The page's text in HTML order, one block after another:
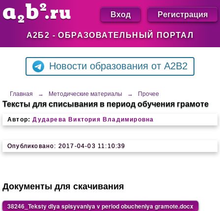
А2Б2 - ОБРАЗОВАТЕЛЬНЫЙ ПОРТАЛ
Вход Регистрация
Новости образования от A2B2
Главная → Методические материалы → Прочее
Тексты для списывания в период обучения грамоте
Автор: Дударева Виктория Владимировна
Опубликовано: 2017-04-03 11:10:39
Документы для скачивания
38246_Teksty dlya spisyvaniya v period obucheniya gramote.docx